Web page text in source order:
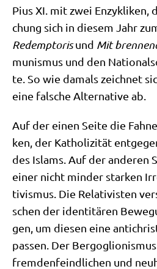
Pius XI. mit zwei
chung sich in die­sem Jahr
Redempto­risund Mit
mu­nis­mus und den
te. So wie damals zeich­net
eine fal­sche Alter­na­ti­ve ab.
Auf der einen Sei­te die
ken, der Katho­li­zi­tät
des Islams. Auf der ande­ren
einer nicht min­der star­ken
ti­vis­mus. Die Rela­ti­vi­sten
schen der iden­ti­tä­ren
gen, um die­sen eine
pas­sen. Der
frem­den­feind­li­chen und